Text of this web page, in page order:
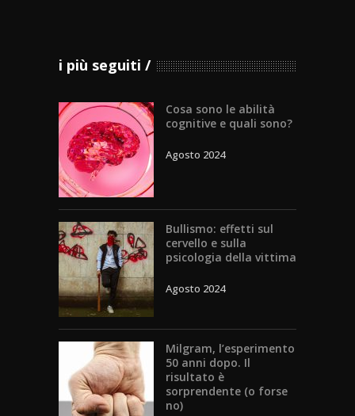
i più seguiti
Cosa sono le abilità
cognitive e quali sono?
Agosto 2024
Bullismo: effetti sul
cervello e sulla
psicologia della vittima
Agosto 2024
Milgram, l’esperimento
50 anni dopo. Il
risultato è
sorprendente (o forse
no)